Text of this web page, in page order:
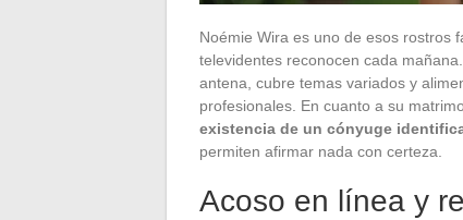
Noémie Wira es uno de esos rostros
televidentes reconocen cada
antena, cubre temas variados y
profesionales. En cuanto a su
existencia de un cónyuge
permiten afirmar nada con certeza.
Acoso en línea y